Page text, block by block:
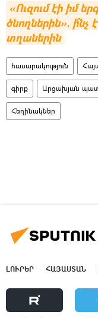
«Ուզում էի իմ
ծնողներին».
տղաներին
հասարակություն
գիրք Արցախյան
Հեղինակներ
ԼՈՒՐԵՐ ՀԱՅԱՍՏԱՆ